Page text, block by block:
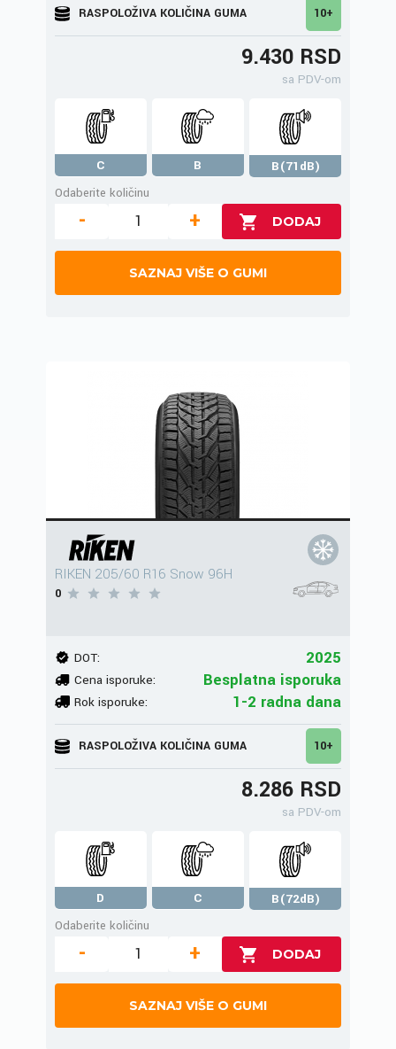
RASPOLOŽIVA KOLIČINA GUMA 10+
9.430 RSD
sa PDV-om
C B
B(71dB)
Odaberite količinu
- +
SAZNAJ VIŠE O GUMI
RIKEN 205/60 R16 Snow 96H
0
DOT: 2025
Cena isporuke: Besplatna isporuka
Rok isporuke: 1-2 radna dana
RASPOLOŽIVA KOLIČINA GUMA 10+
8.286 RSD
sa PDV-om
D C
B(72dB)
Odaberite količinu
- +
SAZNAJ VIŠE O GUMI